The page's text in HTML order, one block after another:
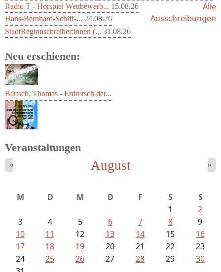
Radio T - Hörspiel Wettbewerb... 15.08.26
Hans-Bernhard-Schiff-... 24.08.26
StadtRegionschreiber:innen (... 31.08.26
Alle
Ausschreibungen
Neu erschienen:
Bartsch, Thomas - Erdrutsch der...
Fischer, Frank Maria - Von der...
Veranstaltungen
August
« »
M D M D F S
S
1
2
3
4 5 6 7 8
9
10
11 12 13 14 15
16
17
18 19 20 21 22
23
24
25 26 27 28 29
30